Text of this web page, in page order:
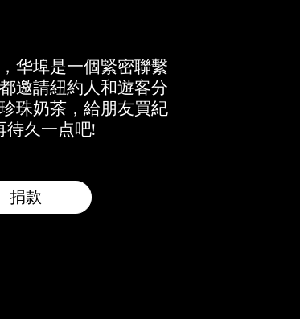
华埠是一個緊密聯繫
邀請紐約人和遊客分
珠奶茶，給朋友買紀
待久一点吧!
捐款